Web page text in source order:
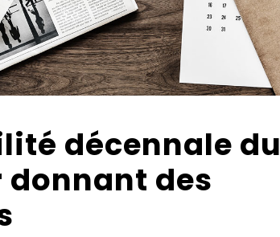
décennale du
des